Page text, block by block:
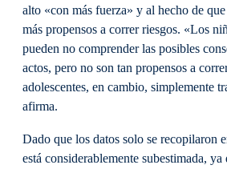
alto «con más fuerza» y al hecho de
más propensos a correr riesgos. «Los
pueden no comprender las posibles
actos, pero no son tan propensos a
adolescentes, en cambio, simplemente
afirma.
Dado que los datos solo se recopilaron
está considerablemente subestimada,